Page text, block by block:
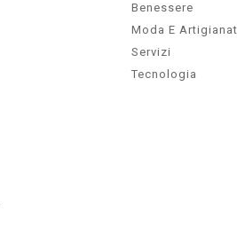
Benessere
Moda E
Servizi
Tecnologia